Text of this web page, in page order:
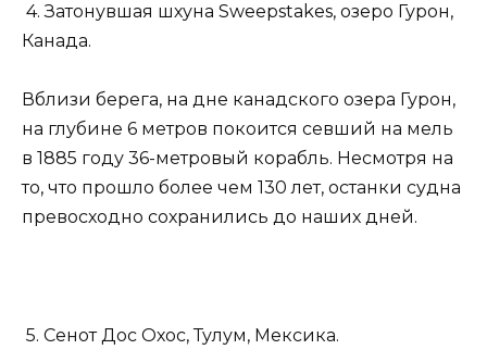
4. Затонувшая шхуна Sweepstakes, озеро Гурон,
Канада.
Вблизи берега, на дне канадского озера Гурон,
на глубине 6 метров покоится севший на мель
в 1885 году 36-метровый корабль. Несмотря на
то, что прошло более чем 130 лет, останки судна
превосходно сохранились до наших дней.
5. Сенот Дос Охос, Тулум, Мексика.